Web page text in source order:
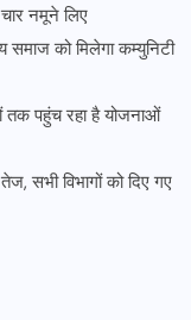
चार नमूने लिए
समाज को मिलेगा कम्युनिटी
तक पहुंच रहा है योजनाओं
सभी विभागों को दिए गए